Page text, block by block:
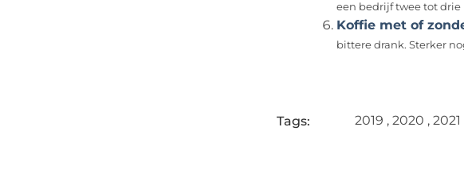
een bedrijf twee tot drie
Koffie met of
bittere drank. Sterker
Tags: 2019 , 2020 , 2021